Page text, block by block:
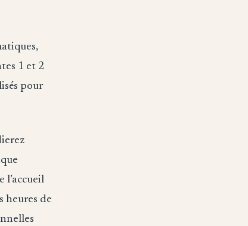
1 et 2
pour
l’accueil
heures de